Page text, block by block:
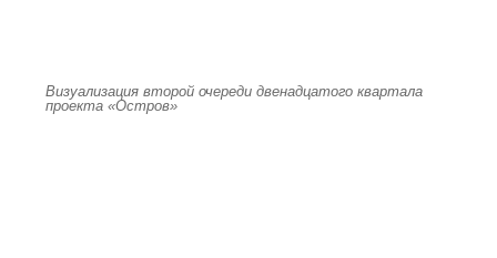
Визуализация второй очереди двенадцатого квартала
проекта «Остров»